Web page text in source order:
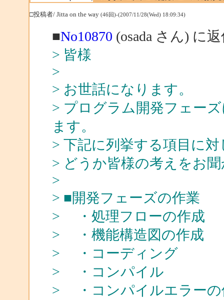
□投稿者/ Jitta on the way (46回)-(2007/11/28(Wed) 18:09:34)
■No10870 (osada さん) に
> 皆様
>
> お世話になります。
> プログラム開発フェー
ます。
> 下記に列挙する項目に
> どうか皆様の考えをお
>
> ■開発フェーズの作業
> ・処理フローの作成
> ・機能構造図の作成
> ・コーディング
> ・コンパイル
> ・コンパイルエラーの